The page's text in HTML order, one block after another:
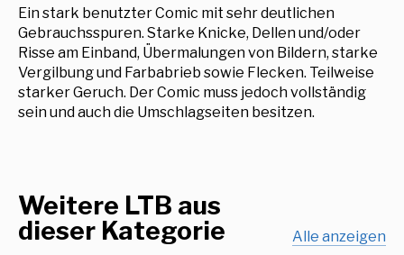
Ein stark benutzter Comic mit sehr deutlichen
Gebrauchsspuren. Starke Knicke, Dellen und/oder
Risse am Einband, Übermalungen von Bildern, starke
Vergilbung und Farbabrieb sowie Flecken. Teilweise
starker Geruch. Der Comic muss jedoch vollständig
sein und auch die Umschlagseiten besitzen.
Weitere LTB aus
dieser Kategorie
Alle anzeigen